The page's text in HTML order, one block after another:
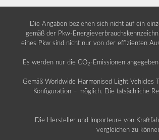
Die Angaben beziehen sich nicht auf ein
gemäß der Pkw-
eines Pkw sind nicht nur von der effizienten
Es werden nur die CO2 -Emissionen
Gemäß Worldwide Harmonised Light Vehicles
Konfiguration – möglich. Die tatsächliche
Die Hersteller und Importeure von
vergleichen zu